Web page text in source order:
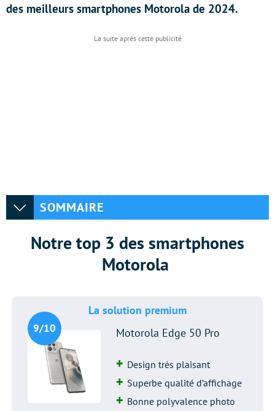
des meilleurs smartphones Motorola de 2024.
SOMMAIRE
Notre top 3 des smartphones
Motorola
La solution premium
9/10 Motorola Edge 50 Pro
Design très plaisant
Superbe qualité d’affichage
Bonne polyvalence photo